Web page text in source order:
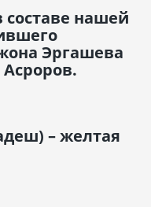
составе нашей
Эргашева
– желтая